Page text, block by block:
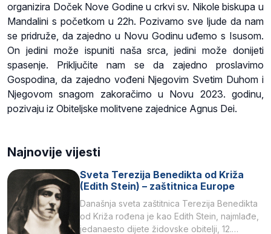
organizira Doček Nove Godine u crkvi sv. Nikole biskupa u
Mandalini s početkom u 22h. Pozivamo sve ljude da nam
se pridruže, da zajedno u Novu Godinu uđemo s Isusom.
On jedini može ispuniti naša srca, jedini može donijeti
spasenje. Priključite nam se da zajedno proslavimo
Gospodina, da zajedno vođeni Njegovim Svetim Duhom i
Njegovom snagom zakoračimo u Novu 2023. godinu,
pozivaju iz Obiteljske molitvene zajednice Agnus Dei.
Najnovije vijesti
Sveta Terezija Benedikta od Križa
(Edith Stein) – zaštitnica Europe
Današnja sveta zaštitnica Terezija Benedikta
od Križa rođena je kao Edith Stein, najmlađe,
jedanaesto dijete židovske obitelji, 12.